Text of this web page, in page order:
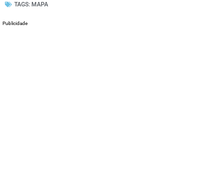
TAGS: MAPA
Publicidade